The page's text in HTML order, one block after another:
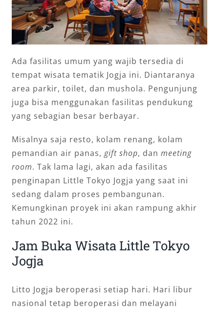
Ada fasilitas umum yang wajib tersedia di
tempat wisata tematik Jogja ini. Diantaranya
area parkir, toilet, dan mushola. Pengunjung
juga bisa menggunakan fasilitas pendukung
yang sebagian besar berbayar.
Misalnya saja resto, kolam renang, kolam
pemandian air panas, gift shop, dan meeting
room. Tak lama lagi, akan ada fasilitas
penginapan Little Tokyo Jogja yang saat ini
sedang dalam proses pembangunan.
Kemungkinan proyek ini akan rampung akhir
tahun 2022 ini.
Jam Buka Wisata Little Tokyo
Jogja
Litto Jogja beroperasi setiap hari. Hari libur
nasional tetap beroperasi dan melayani